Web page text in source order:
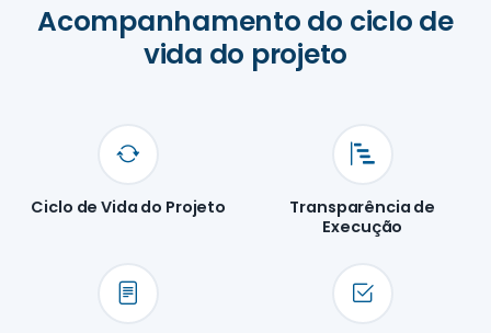
Acompanhamento do ciclo de
vida do projeto
Ciclo de Vida do Projeto
Transparência de
Execução